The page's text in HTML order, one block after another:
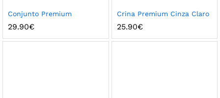
Conjunto Premium
29.90€
Crina Premium Cinza Claro
25.90€